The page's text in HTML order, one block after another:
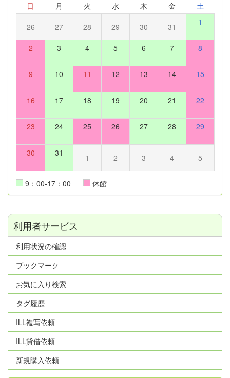
日 月 火 水 木 金 土
26 27 28 29 30 31 1
2 3 4 5 6 7 8
9 10 11 12 13 14 15
16 17 18 19 20 21 22
23 24 25 26 27 28 29
30 31 1 2 3 4 5
9：00-17：00 休館
利用者サービス
利用状況の確認
ブックマーク
お気に入り検索
タグ履歴
ILL複写依頼
ILL貸借依頼
新規購入依頼